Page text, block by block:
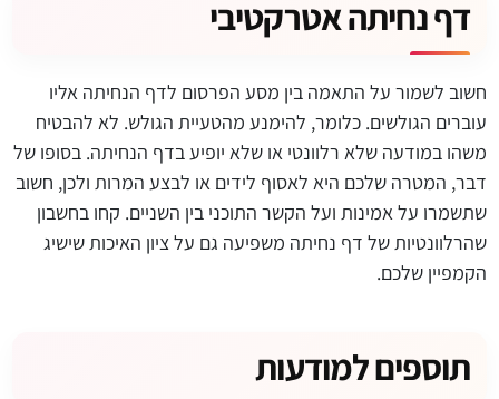
דף נחיתה אטרקטיבי
חשוב לשמור על התאמה בין מסע הפרסום לדף הנחיתה אליו
עוברים הגולשים. כלומר, להימנע מהטעיית הגולש. לא להבטיח
משהו במודעה שלא רלוונטי או שלא יופיע בדף הנחיתה. בסופו של
דבר, המטרה שלכם היא לאסוף לידים או לבצע המרות ולכן, חשוב
שתשמרו על אמינות ועל הקשר התוכני בין השניים. קחו בחשבון
שהרלוונטיות של דף נחיתה משפיעה גם על ציון האיכות שישיג
הקמפיין שלכם.
תוספים למודעות